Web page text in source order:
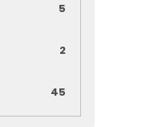
5
2
45